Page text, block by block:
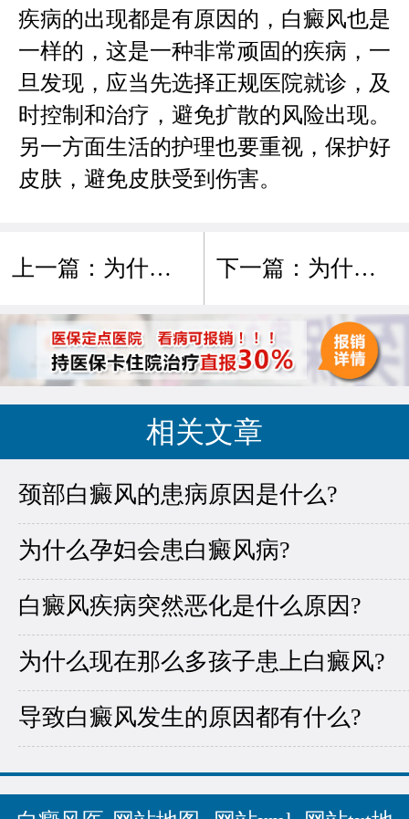
疾病的出现都是有原因的，白癜风也是
一样的，这是一种非常顽固的疾病，一
旦发现，应当先选择正规医院就诊，及
时控制和治疗，避免扩散的风险出现。
另一方面生活的护理也要重视，保护好
皮肤，避免皮肤受到伤害。
上一篇： 为什么现在那么多孩子患上白癜风? 下一篇： 为什么孕妇会患白癜风病?
相关文章
颈部白癜风的患病原因是什么?
为什么孕妇会患白癜风病?
白癜风疾病突然恶化是什么原因?
为什么现在那么多孩子患上白癜风?
导致白癜风发生的原因都有什么?